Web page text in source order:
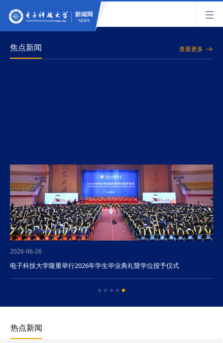
焦点新闻 查看更多
2026-06-26
电子科技大学隆重举行2026年学生毕业典礼暨学位授予仪式
热点新闻